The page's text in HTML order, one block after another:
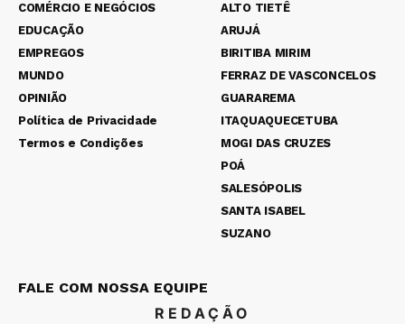
COMÉRCIO E NEGÓCIOS
EDUCAÇÃO
EMPREGOS
MUNDO
OPINIÃO
Política de Privacidade
Termos e Condições
ALTO TIETÊ
ARUJÁ
BIRITIBA MIRIM
FERRAZ DE VASCONCELOS
GUARAREMA
ITAQUAQUECETUBA
MOGI DAS CRUZES
POÁ
SALESÓPOLIS
SANTA ISABEL
SUZANO
FALE COM NOSSA EQUIPE
REDAÇÃO